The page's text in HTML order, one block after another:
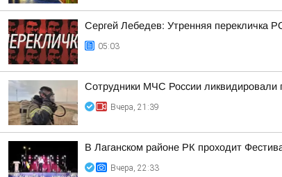
Сергей Лебедев: Утренняя перекличка
05:03
Сотрудники МЧС России ликвидировали
Вчера, 21:39
В Лаганском районе РК проходит
Вчера, 22:33